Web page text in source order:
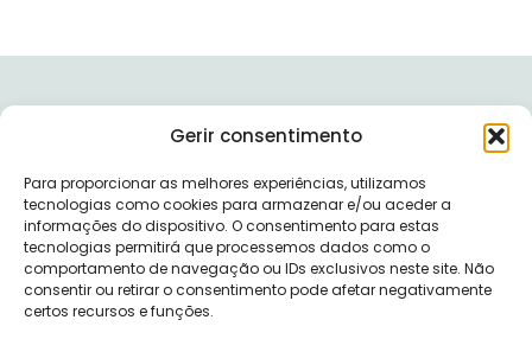
Gerir consentimento
Para proporcionar as melhores experiências, utilizamos
tecnologias como cookies para armazenar e/ou aceder a
informações do dispositivo. O consentimento para estas
tecnologias permitirá que processemos dados como o
comportamento de navegação ou IDs exclusivos neste site. Não
consentir ou retirar o consentimento pode afetar negativamente
certos recursos e funções.
Sobre
Marcação de Consultas
Programas Online
Ebooks